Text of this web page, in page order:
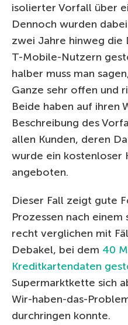
isolierter Vorfall über
Dennoch wurden
zwei Jahre hinweg die
T-Mobile-Nutzern
halber muss man
Ganze sehr offen und
Beide haben auf ihren
Beschreibung des
allen Kunden, deren
wurde ein kostenloser
angeboten.
Dieser Fall zeigt gute
Prozessen nach
recht verglichen mit
Debakel, bei dem 40
Kreditkartendaten
Supermarktkette sich
Wir-haben-das-
durchringen konnte.